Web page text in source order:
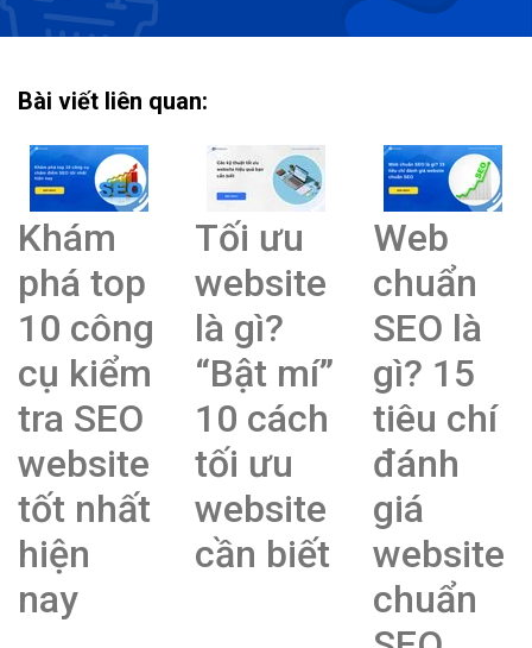
Bài viết liên quan:
Khám
phá top
10 công
cụ kiểm
tra SEO
website
tốt nhất
hiện
nay
Tối ưu
website
là gì?
“Bật mí”
10 cách
tối ưu
website
cần biết
Web
chuẩn
SEO là
gì? 15
tiêu chí
đánh
giá
website
chuẩn